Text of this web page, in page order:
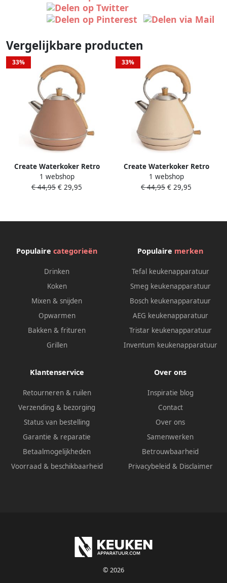
Vergelijkbare producten
33%
Create Waterkoker Retro
1200 Watt 1 Liter RVS BPA
vrij Elektrisch Mokka Kettle
1 webshop
€ 44,95 € 29,95
33%
Create Waterkoker Retro
1200 Watt 1 Liter RVS BPA
vrij Elektrisch Antikalk Kettle
1 webshop
€ 44,95 € 29,95
Populaire categorieën
Drinken
Koken
Mixen & snijden
Opwarmen
Bakken & frituren
Grillen
Populaire merken
Tefal keukenapparatuur
Smeg keukenapparatuur
Bosch keukenapparatuur
AEG keukenapparatuur
Tristar keukenapparatuur
Inventum keukenapparatuur
Klantenservice
Retourneren & ruilen
Verzending & bezorging
Status van bestelling
Garantie & reparatie
Betaalmogelijkheden
Voorraad & beschikbaarheid
Over ons
Inspiratie blog
Contact
Over ons
Samenwerken
Betrouwbaarheid
Privacybeleid & Disclaimer
© 2026